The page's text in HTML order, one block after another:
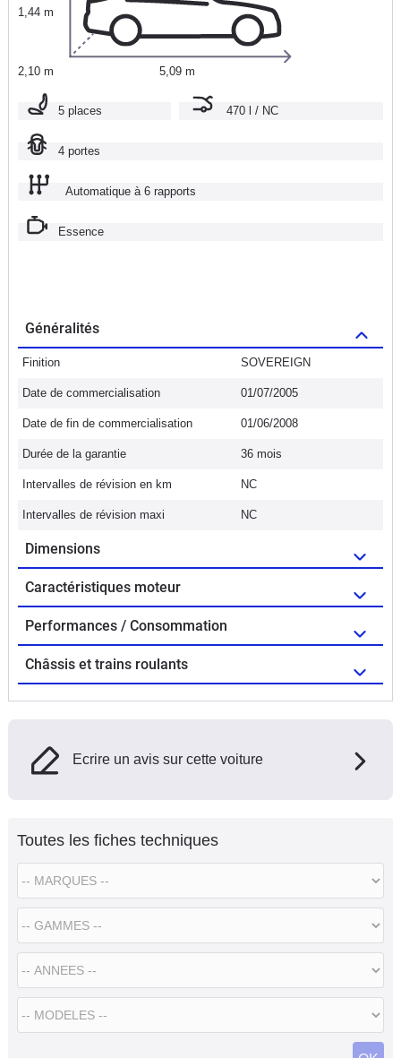
1,44 m
2,10 m 5,09 m
5 places 470 l / NC
4 portes
Automatique à 6 rapports
Essence
Généralités
Finition SOVEREIGN
Date de commercialisation 01/07/2005
Date de fin de commercialisation 01/06/2008
Durée de la garantie 36 mois
Intervalles de révision en km NC
Intervalles de révision maxi NC
Dimensions
Caractéristiques moteur
Performances / Consommation
Châssis et trains roulants
Ecrire un avis sur cette voiture
Toutes les fiches techniques